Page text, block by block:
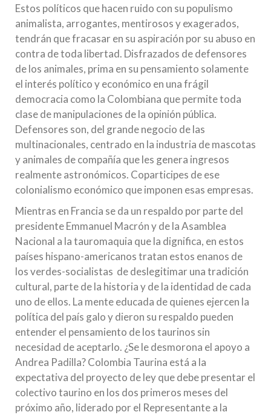
Estos políticos que hacen ruido con su populismo
animalista, arrogantes, mentirosos y exagerados,
tendrán que fracasar en su aspiración por su abuso en
contra de toda libertad. Disfrazados de defensores
de los animales, prima en su pensamiento solamente
el interés político y económico en una frágil
democracia como la Colombiana que permite toda
clase de manipulaciones de la opinión pública.
Defensores son, del grande negocio de las
multinacionales, centrado en la industria de mascotas
y animales de compañía que les genera ingresos
realmente astronómicos. Coparticipes de ese
colonialismo económico que imponen esas empresas.
Mientras en Francia se da un respaldo por parte del
presidente Emmanuel Macrón y de la Asamblea
Nacional a la tauromaquia que la dignifica, en estos
países hispano-americanos tratan estos enanos de
los verdes-socialistas de deslegitimar una tradición
cultural, parte de la historia y de la identidad de cada
uno de ellos. La mente educada de quienes ejercen la
política del país galo y dieron su respaldo pueden
entender el pensamiento de los taurinos sin
necesidad de aceptarlo. ¿Se le desmorona el apoyo a
Andrea Padilla? Colombia Taurina está a la
expectativa del proyecto de ley que debe presentar el
colectivo taurino en los dos primeros meses del
próximo año, liderado por el Representante a la